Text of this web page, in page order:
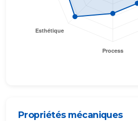
Propriétés mécaniques